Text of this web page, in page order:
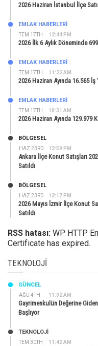
2026 Haziran İstanbul İlçe
TEM 17TH 12:44 PM
EMLAK HABERLERI
2026 İlk 6 Aylık Döneminde
TEM 17TH 11:22 AM
EMLAK HABERLERI
2026 Haziran Ayında 16.565 İş
TEM 17TH 10:31 AM
EMLAK HABERLERI
2026 Haziran Ayında 129.979
HAZ 23RD 12:59 PM
BÖLGESEL
Ankara İlçe Konut Satışları
Satıldı
HAZ 23RD 12:17 PM
BÖLGESEL
2026 Mayıs İzmir İlçe Konut
Satıldı
RSS hatası: WP HTTP
Certificate has expired.
TEKNOLOJI
AĞU 4TH 11:02 AM
GÜNCEL
Gayrimenkulün Değerine
Başlıyor
TEM 30TH 11:42 AM
TEKNOLOJİ